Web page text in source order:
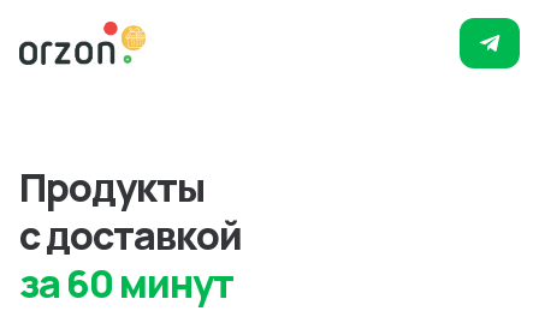
Продукты
с доставкой
за 60 минут